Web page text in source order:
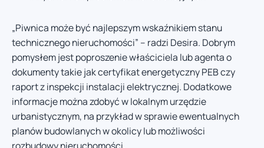
„Piwnica może być najlepszym wskaźnikiem stanu
technicznego nieruchomości” – radzi Desira. Dobrym
pomysłem jest poproszenie właściciela lub agenta o
dokumenty takie jak certyfikat energetyczny PEB czy
raport z inspekcji instalacji elektrycznej. Dodatkowe
informacje można zdobyć w lokalnym urzędzie
urbanistycznym, na przykład w sprawie ewentualnych
planów budowlanych w okolicy lub możliwości